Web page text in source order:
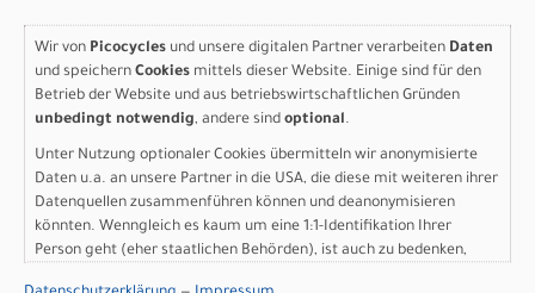
Art.Nr. 4253678332010
Größe: L
Farbe: kaki green/carbon black
Grossartikel)
2.699,00 EUR
IN DEN WARENKORB
Wir von Picocycles und unsere digitalen Partner verarbeiten Daten
und speichern Cookies mittels dieser Website. Einige sind für den
Betrieb der Website und aus betriebswirtschaftlichen Gründen
unbedingt notwendig, andere sind optional.
Unter Nutzung optionaler Cookies übermitteln wir anonymisierte
Daten u.a. an unsere Partner in die USA, die diese mit weiteren ihrer
Datenquellen zusammenführen können und deanonymisieren
könnten. Wenngleich es kaum um eine 1:1-Identifikation Ihrer
Person geht (eher staatlichen Behörden), ist auch zu bedenken,